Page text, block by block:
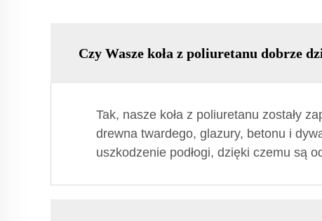
Czy Wasze koła z poliuretanu dobrze
Tak, nasze koła z poliuretanu zostały
drewna twardego, glazury, betonu i
uszkodzenie podłogi, dzięki czemu są